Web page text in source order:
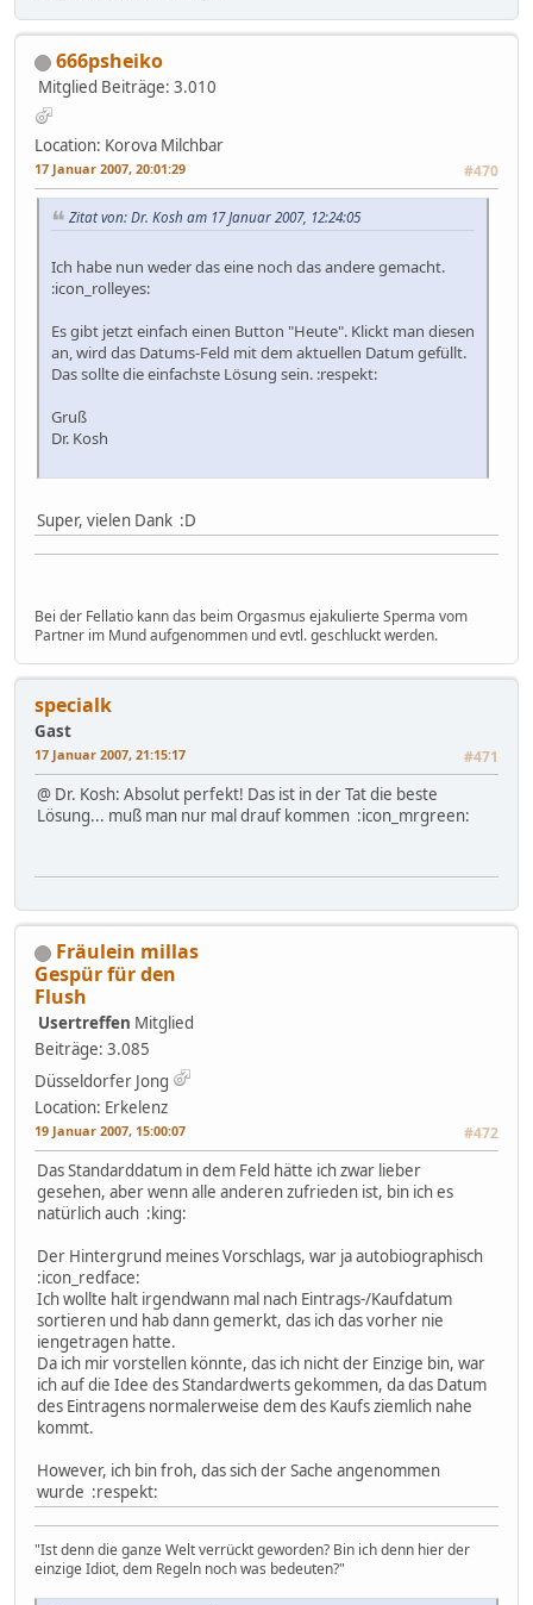
666psheiko
Mitglied Beiträge: 3.010
Location: Korova Milchbar
17 Januar 2007, 20:01:29 #470
Zitat von: Dr. Kosh am 17 Januar 2007, 12:24:05
Ich habe nun weder das eine noch das andere gemacht.
:icon_rolleyes:
Es gibt jetzt einfach einen Button "Heute". Klickt man diesen
an, wird das Datums-Feld mit dem aktuellen Datum gefüllt.
Das sollte die einfachste Lösung sein. :respekt:
Gruß
Dr. Kosh
Super, vielen Dank :D
Bei der Fellatio kann das beim Orgasmus ejakulierte Sperma vom
Partner im Mund aufgenommen und evtl. geschluckt werden.
specialk
Gast
17 Januar 2007, 21:15:17 #471
@ Dr. Kosh: Absolut perfekt! Das ist in der Tat die beste
Lösung... muß man nur mal drauf kommen :icon_mrgreen:
Fräulein millas
Gespür für den
Flush
Usertreffen Mitglied
Beiträge: 3.085
Düsseldorfer Jong
Location: Erkelenz
19 Januar 2007, 15:00:07 #472
Das Standarddatum in dem Feld hätte ich zwar lieber
gesehen, aber wenn alle anderen zufrieden ist, bin ich es
natürlich auch :king:
Der Hintergrund meines Vorschlags, war ja autobiographisch
:icon_redface:
Ich wollte halt irgendwann mal nach Eintrags-/Kaufdatum
sortieren und hab dann gemerkt, das ich das vorher nie
iengetragen hatte.
Da ich mir vorstellen könnte, das ich nicht der Einzige bin, war
ich auf die Idee des Standardwerts gekommen, da das Datum
des Eintragens normalerweise dem des Kaufs ziemlich nahe
kommt.
However, ich bin froh, das sich der Sache angenommen
wurde :respekt:
"Ist denn die ganze Welt verrückt geworden? Bin ich denn hier der
einzige Idiot, dem Regeln noch was bedeuten?"